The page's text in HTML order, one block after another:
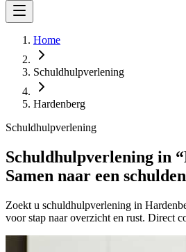
Home
Schuldhulpverlening
Hardenberg
Schuldhulpverlening
Schuldhulpverlening in
Samen naar een
Zoekt u schuldhulpverlening in
voor stap naar overzicht en rust. Direct